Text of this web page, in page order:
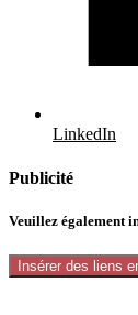
LinkedIn
Publicité
Veuillez également
Insérer des liens